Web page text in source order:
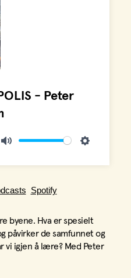
- Peter
Spotify
byene. Hva er spesielt
påvirker de samfunnet og
vi igjen å lære? Med Peter